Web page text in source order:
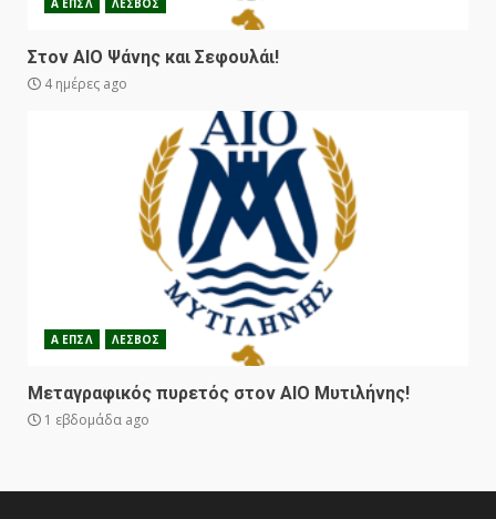
Α ΕΠΣΛ ΛΕΣΒΟΣ
Στον ΑΙΟ Ψάνης και Σεφουλάι!
4 ημέρες ago
Α ΕΠΣΛ ΛΕΣΒΟΣ
Μεταγραφικός πυρετός στον ΑΙΟ Μυτιλήνης!
1 εβδομάδα ago